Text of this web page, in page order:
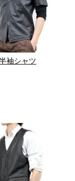
袖シャツ